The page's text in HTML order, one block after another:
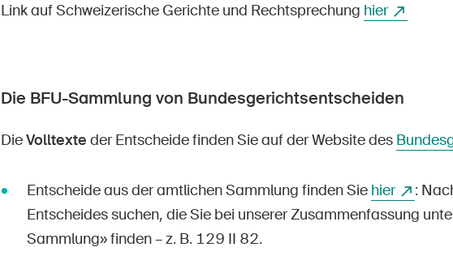
Link auf Schweizerische Gerichte und Rechtsprechung hier
Die BFU-Sammlung von Bundesgerichtsentscheiden
DieVolltexte der Entscheide finden Sie auf der Website des
Entscheide aus der amtlichen Sammlung finden Sie hier
:
Entscheides suchen, die Sie bei unserer Zusammenfassung
Sammlung» finden – z. B. 129 II 82.